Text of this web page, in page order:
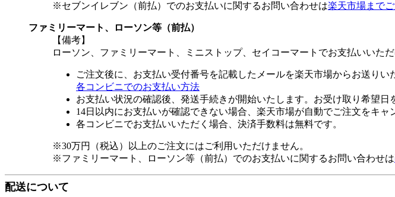
※セブンイレブン（前払）でのお支払いに関するお問い合わせは楽天市場まで
ファミリーマート、ローソン等（前払）
【備考】
ローソン、ファミリーマート、ミニストップ、セイコーマートでお支払いいただ
ご注文後に、お支払い受付番号を記載したメールを楽天市場からお送りい
各コンビニでのお支払い方法
お支払い状況の確認後、発送手続きが開始いたします。お受け取り希望
14日以内にお支払いが確認できない場合、楽天市場が自動でご注文をキャ
各コンビニでお支払いいただく場合、決済手数料は無料です。
※30万円（税込）以上のご注文にはご利用いただけません。
※ファミリーマート、ローソン等（前払）でのお支払いに関するお問い合わせは
配送について